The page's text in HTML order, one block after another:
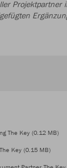
Projektpartner
The Key (0.12 MB)
Key (0.15 MB)